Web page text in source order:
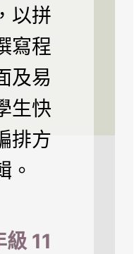
以拼
寫程
及易
生快
排方
。
11